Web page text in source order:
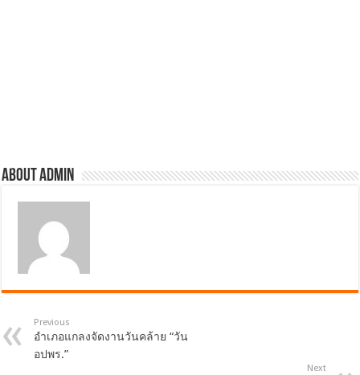
About admin
Previous
อำเภอแกลงจัดงานวันคล้าย “วัน
อปพร.”
Next